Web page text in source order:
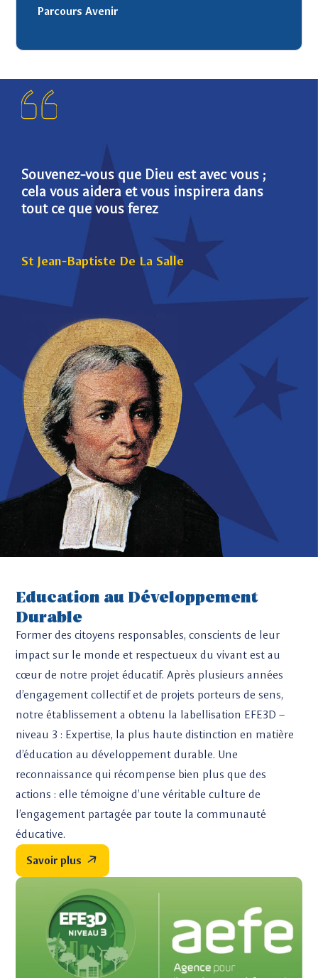
Parcours Avenir
Souvenez-vous que Dieu est avec vous ;
cela vous aidera et vous inspirera dans
tout ce que vous ferez
St Jean-Baptiste De La Salle
Education au Développement
Durable
Former des citoyens responsables, conscients de leur
impact sur le monde et respectueux du vivant est au
cœur de notre projet éducatif. Après plusieurs années
d’engagement collectif et de projets porteurs de sens,
notre établissement a obtenu la labellisation EFE3D –
niveau 3 : Expertise, la plus haute distinction en matière
d’éducation au développement durable. Une
reconnaissance qui récompense bien plus que des
actions : elle témoigne d’une véritable culture de
l’engagement partagée par toute la communauté
éducative.
Savoir plus